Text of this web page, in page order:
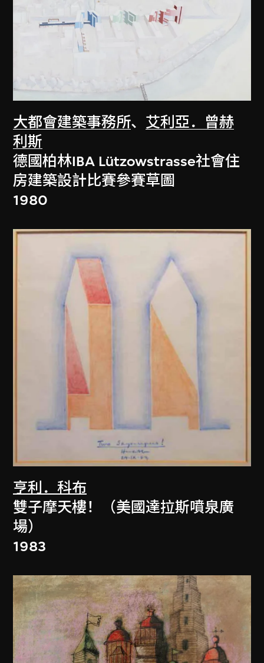
大都會建築事務所、 艾利亞．曾赫
利斯
德國柏林IBA Lützowstrasse社會住
房建築設計比賽參賽草圖
1980
亨利．科布
雙子摩天樓！（美國達拉斯噴泉廣
場）
1983